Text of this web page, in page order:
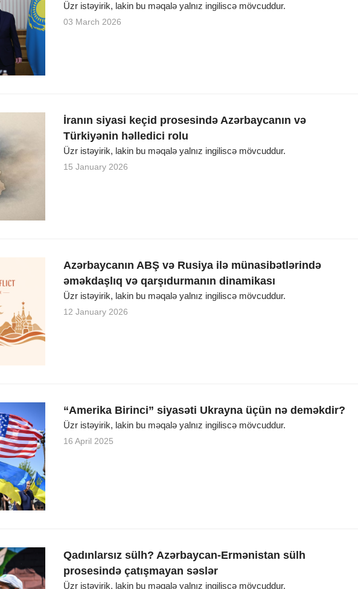
Üzr istəyirik, lakin bu məqalə yalnız ingiliscə mövcuddur.
03 March 2026
İranın siyasi keçid prosesində Azərbaycanın və
Türkiyənin həlledici rolu
Üzr istəyirik, lakin bu məqalə yalnız ingiliscə mövcuddur.
15 January 2026
Azərbaycanın ABŞ və Rusiya ilə münasibətlərində
əməkdaşlıq və qarşıdurmanın dinamikası
Üzr istəyirik, lakin bu məqalə yalnız ingiliscə mövcuddur.
12 January 2026
“Amerika Birinci” siyasəti Ukrayna üçün nə deməkdir?
Üzr istəyirik, lakin bu məqalə yalnız ingiliscə mövcuddur.
16 April 2025
Qadınlarsız sülh? Azərbaycan-Ermənistan sülh
prosesində çatışmayan səslər
Üzr istəyirik, lakin bu məqalə yalnız ingiliscə mövcuddur.